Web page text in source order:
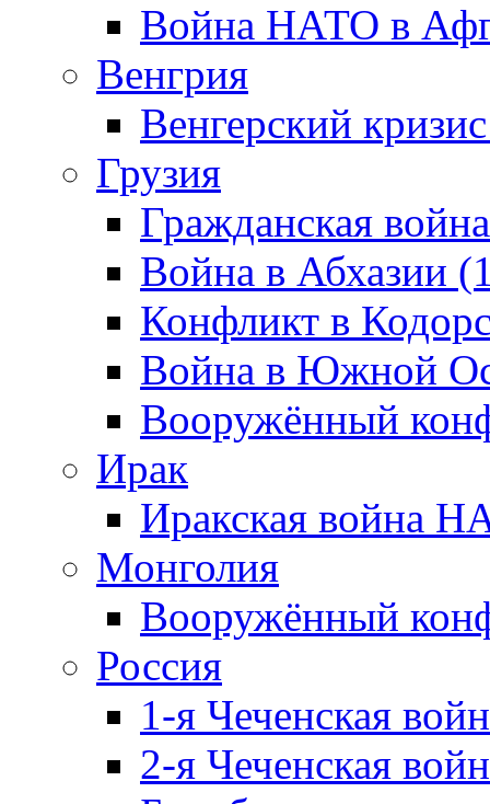
Война НАТО в
Венгрия
Венгерский
Грузия
Гражданская
Война в Абхазии
Конфликт в
Война в Южной
Вооружённый
Ирак
Иракская война
Монголия
Вооружённый
Россия
1-я Чеченская
2-я Чеченская